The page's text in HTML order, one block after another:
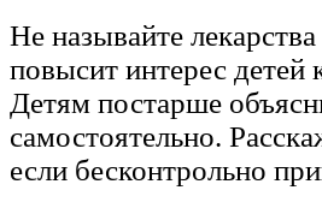
Не называйте
повысит интерес детей
Детям постарше
самостоятельно.
если бесконтрольно